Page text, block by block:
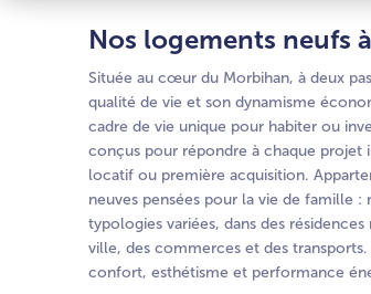
Nos logements neufs
Située au cœur du Morbihan, à deux
qualité de vie et son dynamisme
cadre de vie unique pour habiter ou
conçus pour répondre à chaque projet
locatif ou première acquisition.
neuves pensées pour la vie de famille
typologies variées, dans des
ville, des commerces et des
confort, esthétisme et performance